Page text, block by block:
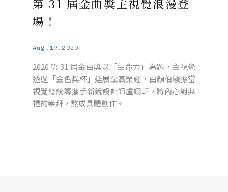
第 31 屆金曲獎主視覺浪漫登
場！
Aug.19.2020
2020 第 31 屆金曲獎以「生命力」為題，主視覺
透過「金色獎杯」延展至高榮耀，由顏伯駿擔當
視覺總統籌攜手新銳設計師盧翊軒，將內心對典
禮的崇拜，熬成具體創作。